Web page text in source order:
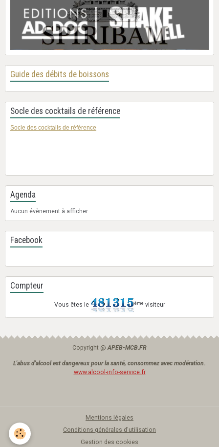
Guide des débits de boissons
Socle des cocktails de référence
Socle des cocktails de référence
Agenda
Aucun évènement à afficher.
Facebook
Compteur
Vous êtes le ème visiteur
Copyright @APEB-MCB.FR
L'abus d'alcool est dangereux pour la santé, consommez avec modération.
www.alcool-info-service.fr
Mentions légales
Conditions générales d'utilisation
Gestion des cookies